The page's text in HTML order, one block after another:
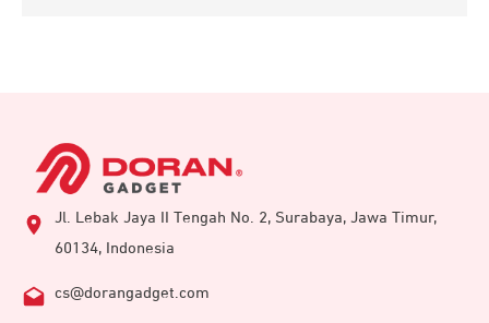
Jl. Lebak Jaya II Tengah No. 2, Surabaya, Jawa Timur,
60134, Indonesia
cs@dorangadget.com